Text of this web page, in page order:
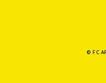
© FC